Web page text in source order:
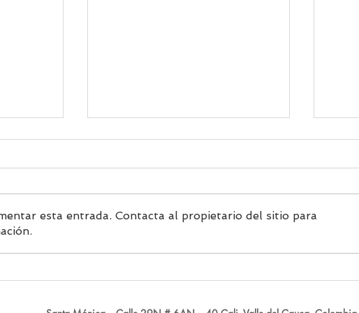
Los secretos de los grandes
esta entrada. Contacta al propietario del sitio para